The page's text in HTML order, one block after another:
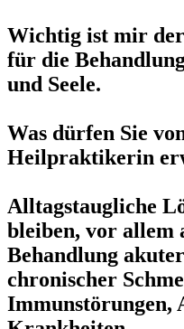
Wichtig ist mir
für die
und Seele.
Was dürfen Sie
Heilpraktikerin
Alltagstaugliche
bleiben, vor allem
Behandlung
chronischer
Immunstörungen,